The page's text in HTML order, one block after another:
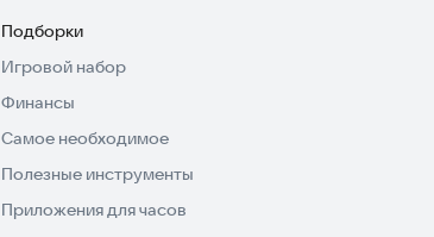
Подборки
Игровой набор
Финансы
Самое необходимое
Полезные инструменты
Приложения для часов